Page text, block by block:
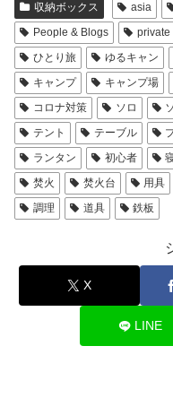
収納ボックス asia
People & Blogs
private
ひとり旅
ゆるキャン
キャンプ
キャンプ場
コロナ対策
ソロ
テント
テーブル
ランタン
初心者
焚火
焚火台 用具
調理
道具 鉄板
X
LINE